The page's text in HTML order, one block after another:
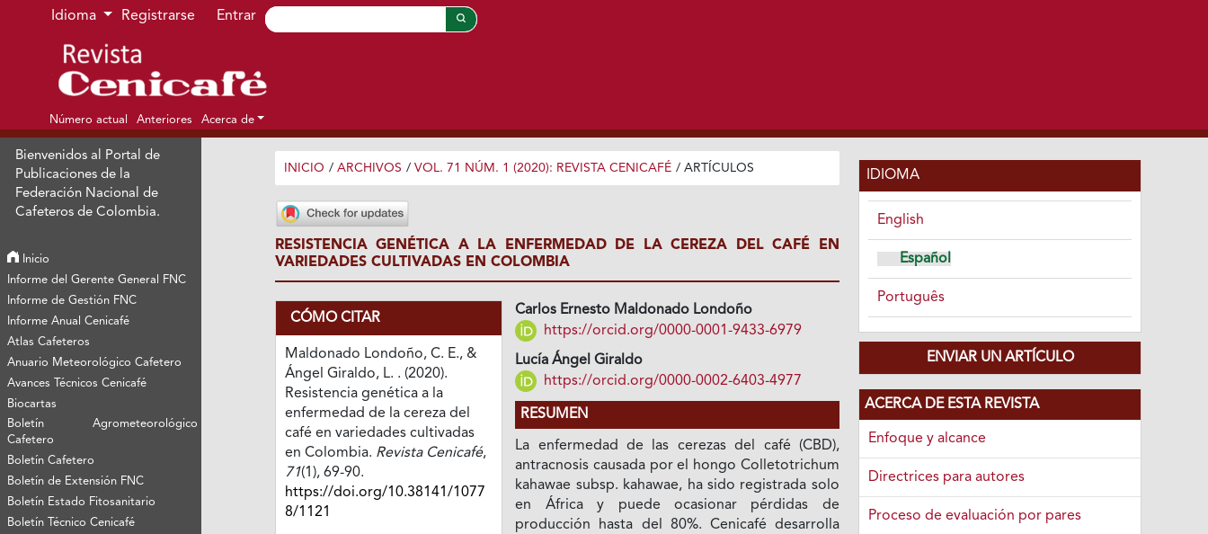
Ir al menú de navegación principal
Ir al contenido principal
Ir al pie de página del sitio
Idioma Registrarse Entrar
Número actual Anteriores Acerca de
Bienvenidos al Portal de
Publicaciones de la
Federación Nacional de
Cafeteros de Colombia.
Inicio
Informe del Gerente General FNC
Informe de Gestión FNC
Informe Anual Cenicafé
Atlas Cafeteros
Anuario Meteorológico Cafetero
Avances Técnicos Cenicafé
Biocartas
Boletín Agrometeorológico
Cafetero
Boletín Cafetero
Boletín de Extensión FNC
Boletín Estado Fitosanitario
Boletín Técnico Cenicafé
INICIO / ARCHIVOS / VOL. 71 NÚM. 1 (2020): REVISTA CENICAFÉ / ARTÍCULOS
RESISTENCIA GENÉTICA A LA ENFERMEDAD DE LA CEREZA DEL CAFÉ EN
VARIEDADES CULTIVADAS EN COLOMBIA
CÓMO CITAR
Maldonado Londoño, C. E., &
Ángel Giraldo, L. . (2020).
Resistencia genética a la
enfermedad de la cereza del
café en variedades cultivadas
en Colombia. Revista Cenicafé,
71(1), 69-90.
https://doi.org/10.38141/1077
8/1121
Carlos Ernesto Maldonado Londoño
https://orcid.org/0000-0001-9433-6979
Lucía Ángel Giraldo
https://orcid.org/0000-0002-6403-4977
RESUMEN
La enfermedad de las cerezas del café (CBD),
antracnosis causada por el hongo Colletotrichum
kahawae subsp. kahawae, ha sido registrada solo
en África y puede ocasionar pérdidas de
producción hasta del 80%. Cenicafé desarrolla
IDIOMA
English
Español
Português
ENVIAR UN ARTÍCULO
ACERCA DE ESTA REVISTA
Enfoque y alcance
Directrices para autores
Proceso de evaluación por pares